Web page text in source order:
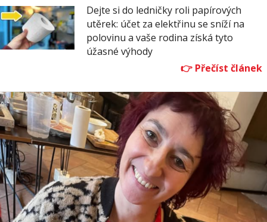
Dejte si do ledničky roli papírových
utěrek: účet za elektřinu se sníží na
polovinu a vaše rodina získá tyto
úžasné výhody